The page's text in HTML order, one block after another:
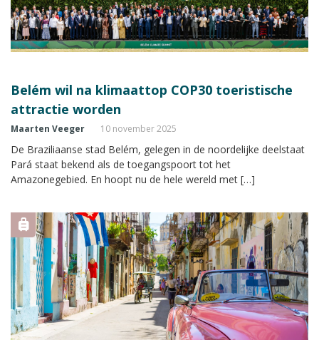
Belém wil na klimaattop COP30 toeristische
attractie worden
Maarten Veeger 10 november 2025
De Braziliaanse stad Belém, gelegen in de noordelijke deelstaat
Pará staat bekend als de toegangspoort tot het
Amazonegebied. En hoopt nu de hele wereld met […]